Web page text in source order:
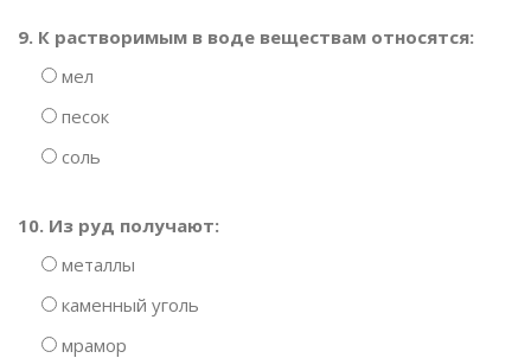
9. К растворимым в воде веществам относятся:
мел
песок
соль
10. Из руд получают:
металлы
каменный уголь
мрамор